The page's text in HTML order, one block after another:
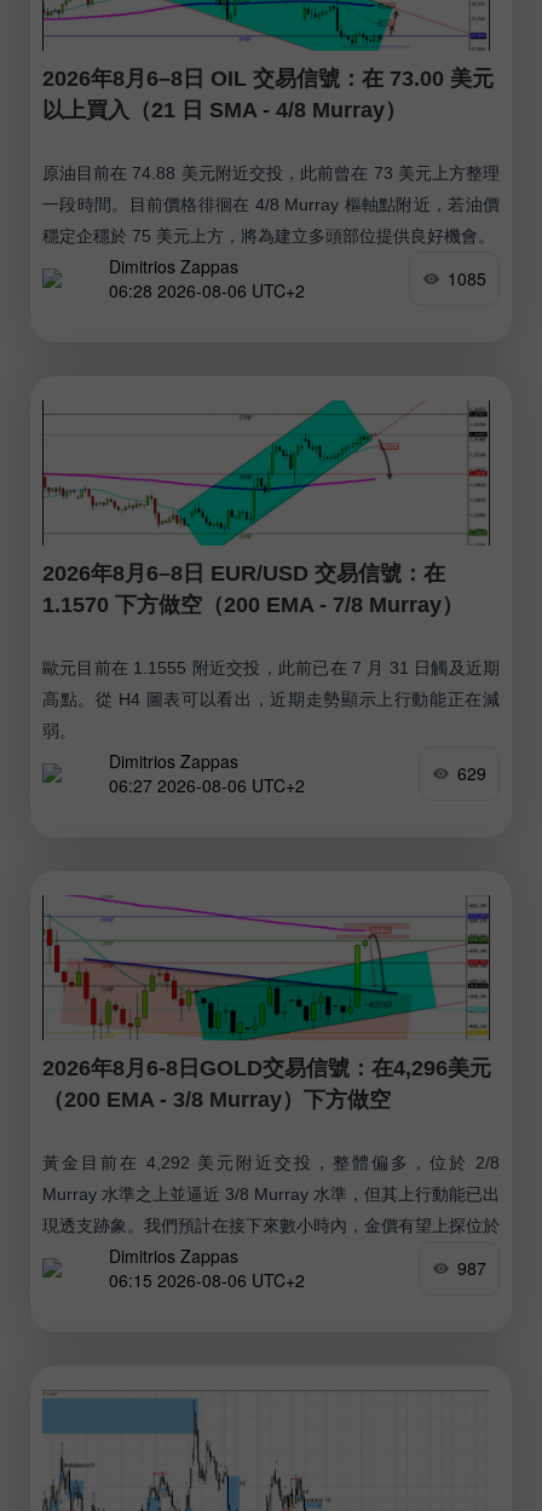
2026年8月6–8日 OIL 交易信號：在 73.00 美元
以上買入（21 日 SMA - 4/8 Murray）
原油目前在 74.88 美元附近交投，此前曾在 73 美元上方整理
一段時間。目前價格徘徊在 4/8 Murray 樞軸點附近，若油價
穩定企穩於 75 美元上方，將為建立多頭部位提供良好機會。
Dimitrios Zappas
06:28 2026-08-06 UTC+2
1085
2026年8月6–8日 EUR/USD 交易信號：在
1.1570 下方做空（200 EMA - 7/8 Murray）
歐元目前在 1.1555 附近交投，此前已在 7 月 31 日觸及近期
高點。從 H4 圖表可以看出，近期走勢顯示上行動能正在減
弱。
Dimitrios Zappas
06:27 2026-08-06 UTC+2
629
2026年8月6-8日GOLD交易信號：在4,296美元
（200 EMA - 3/8 Murray）下方做空
黃金目前在 4,292 美元附近交投，整體偏多，位於 2/8
Murray 水準之上並逼近 3/8 Murray 水準，但其上行動能已出
現透支跡象。我們預計在接下來數小時內，金價有望上探位於
4,328 美元附近的 200 EMA。
Dimitrios Zappas
06:15 2026-08-06 UTC+2
987